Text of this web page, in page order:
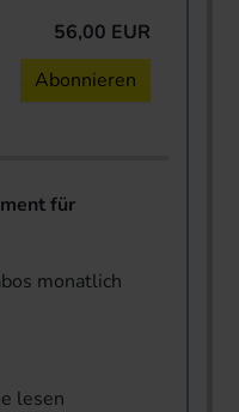
56,00 EUR
Abonnieren
für
monatlich
lesen